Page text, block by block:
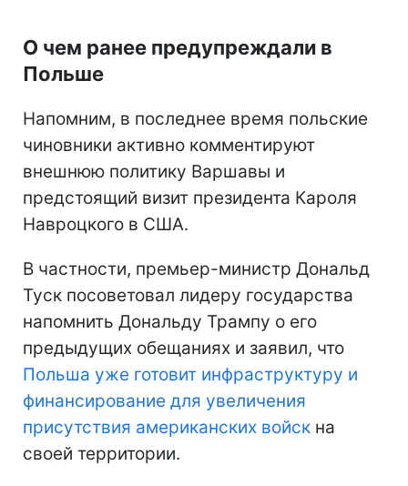
О чем ранее предупреждали в
Польше
Напомним, в последнее время польские
чиновники активно комментируют
внешнюю политику Варшавы и
предстоящий визит президента Кароля
Навроцкого в США.
В частности, премьер-министр Дональд
Туск посоветовал лидеру государства
напомнить Дональду Трампу о его
предыдущих обещаниях и заявил, что
Польша уже готовит инфраструктуру и
финансирование для увеличения
присутствия американских войск на
своей территории.